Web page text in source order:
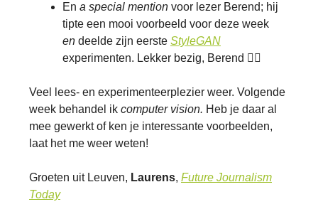
En a special mention voor lezer Berend; hij
tipte een mooi voorbeeld voor deze week
en deelde zijn eerste StyleGAN
experimenten. Lekker bezig, Berend 👍🏼
Veel lees- en experimenteerplezier weer. Volgende
week behandel ik computer vision. Heb je daar al
mee gewerkt of ken je interessante voorbeelden,
laat het me weer weten!
Groeten uit Leuven, Laurens, Future Journalism
Today